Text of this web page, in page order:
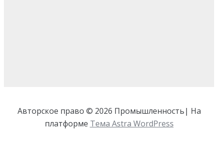
Авторское право © 2026 Промышленность| На
платформе Тема Astra WordPress